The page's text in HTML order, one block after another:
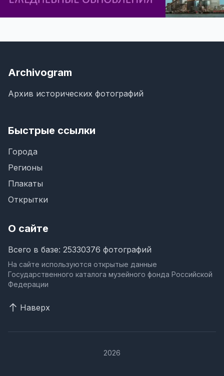
Archivogram
Архив исторических фотографий
Быстрые ссылки
Города
Регионы
Плакаты
Открытки
О сайте
Всего в базе: 25330376 фотографий
На сайте используются открытые данные
Государственного каталога музейного фонда Российской
Федерации
Наверх
2026